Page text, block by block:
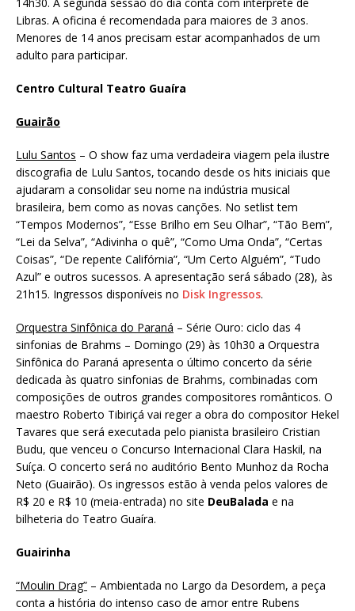
Libras. A oficina é recomendada para maiores de 3 anos.
Menores de 14 anos precisam estar acompanhados de um
adulto para participar.
Centro Cultural Teatro Guaíra
Guairão
Lulu Santos – O show faz uma verdadeira viagem pela ilustre
discografia de Lulu Santos, tocando desde os hits iniciais que
ajudaram a consolidar seu nome na indústria musical
brasileira, bem como as novas canções. No setlist tem
“Tempos Modernos”, “Esse Brilho em Seu Olhar”, “Tão Bem”,
“Lei da Selva”, “Adivinha o quê”, “Como Uma Onda”, “Certas
Coisas”, “De repente Califórnia”, “Um Certo Alguém”, “Tudo
Azul” e outros sucessos. A apresentação será sábado (28), às
21h15. Ingressos disponíveis no Disk Ingressos.
Orquestra Sinfônica do Paraná – Série Ouro: ciclo das 4
sinfonias de Brahms – Domingo (29) às 10h30 a Orquestra
Sinfônica do Paraná apresenta o último concerto da série
dedicada às quatro sinfonias de Brahms, combinadas com
composições de outros grandes compositores românticos. O
maestro Roberto Tibiriçá vai reger a obra do compositor Hekel
Tavares que será executada pelo pianista brasileiro Cristian
Budu, que venceu o Concurso Internacional Clara Haskil, na
Suíça. O concerto será no auditório Bento Munhoz da Rocha
Neto (Guairão). Os ingressos estão à venda pelos valores de
R$ 20 e R$ 10 (meia-entrada) no site DeuBalada e na
bilheteria do Teatro Guaíra.
Guairinha
“Moulin Drag” – Ambientada no Largo da Desordem, a peça
conta a história do intenso caso de amor entre Rubens